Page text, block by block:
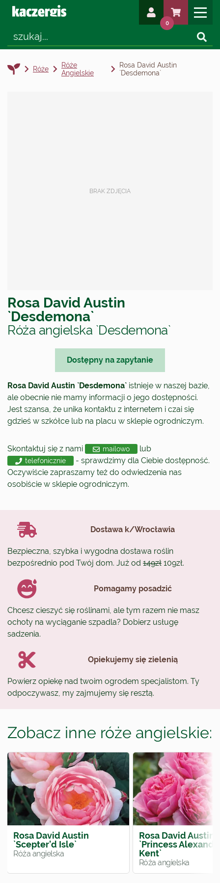
0
Róże
Róże
Angielskie
Rosa David Austin
`Desdemona`
Rosa David Austin
`Desdemona`
Róża angielska `Desdemona`
Dostępny na zapytanie
Rosa David Austin `Desdemona` istnieje w naszej bazie,
ale obecnie nie mamy informacji o jego dostępności.
Jest szansa, że unika kontaktu z internetem i czai się
gdzieś w szkółce lub na placu w sklepie ogrodniczym.
Skontaktuj się z nami mailowo lub
telefonicznie
- sprawdzimy dla Ciebie dostępność.
Oczywiście zapraszamy też do odwiedzenia nas
osobiście w sklepie ogrodniczym.
Dostawa k/Wrocławia
Bezpieczna, szybka i wygodna dostawa roślin
bezpośrednio pod Twój dom. Już od 149zł 109zł.
Pomagamy posadzić
Chcesz cieszyć się roślinami, ale tym razem nie masz
ochoty na wyciąganie szpadla? Dobierz usługę
sadzenia.
Opiekujemy się zielenią
Powierz opiekę nad twoim ogrodem specjalistom. Ty
odpoczywasz, my zajmujemy się resztą.
Zobacz inne róże angielskie:
Rosa David Austin
`Scepter'd Isle`
Róża angielska
Rosa David Austin
`Princess
Kent`
Róża angielska